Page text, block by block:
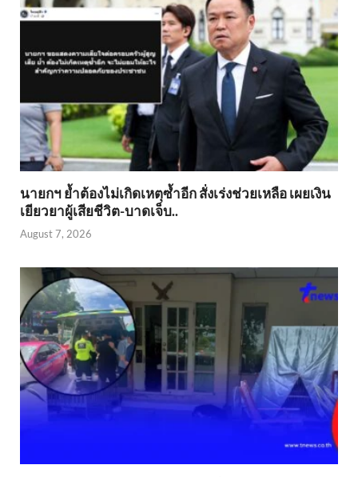
นายกฯ ย้ำต้องไม่เกิดเหตุซ้ำอีก สั่งเร่งช่วยเหลือ เผยเงิน
เยียวยาผู้เสียชีวิต-บาดเจ็บ..
August 7, 2026